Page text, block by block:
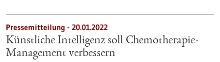
Pressemitteilung - 20.01.2022
Künstliche Intelligenz soll Chemotherapie-
Management verbessern